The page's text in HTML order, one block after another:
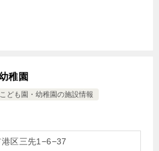
稚園
ども園・幼稚園の施設情報
港区三先1−6−37